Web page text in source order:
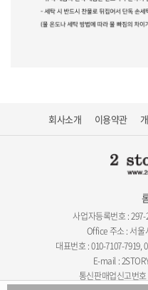
회사소개 이용약관
사업자등록번호 : 297-
Office 주소 : 서울
대표번호 : 010-7107-7919,
E-mail :
통신판매업신고번